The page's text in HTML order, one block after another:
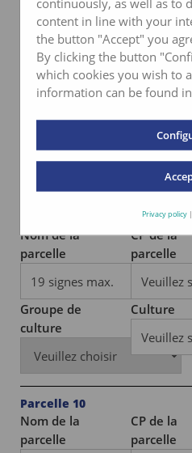
Parcelle 8
Nom de la
parcelle
CP de la
parcelle
Groupe de
Culture
Nom de la
parcelle
CP de la
parcelle
Groupe de
culture
Culture
Parcelle 10
Nom de la
parcelle
CP de la
parcelle
content in line with your
the button "Accept" you
By clicking the button
which cookies you wish to
information can be found
Privacy policy|